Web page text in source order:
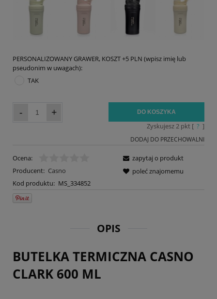
PERSONALIZOWANY GRAWER, KOSZT +5 PLN (wpisz imię lub
pseudonim w uwagach):
TAK
- + DO KOSZYKA
Zyskujesz2 pkt [ ? ]
DODAJ DO PRZECHOWALNI
Ocena:
Producent: Casno
Kod produktu: MS_334852
zapytaj o produkt
poleć znajomemu
OPIS
BUTELKA TERMICZNA CASNO
CLARK 600 ML